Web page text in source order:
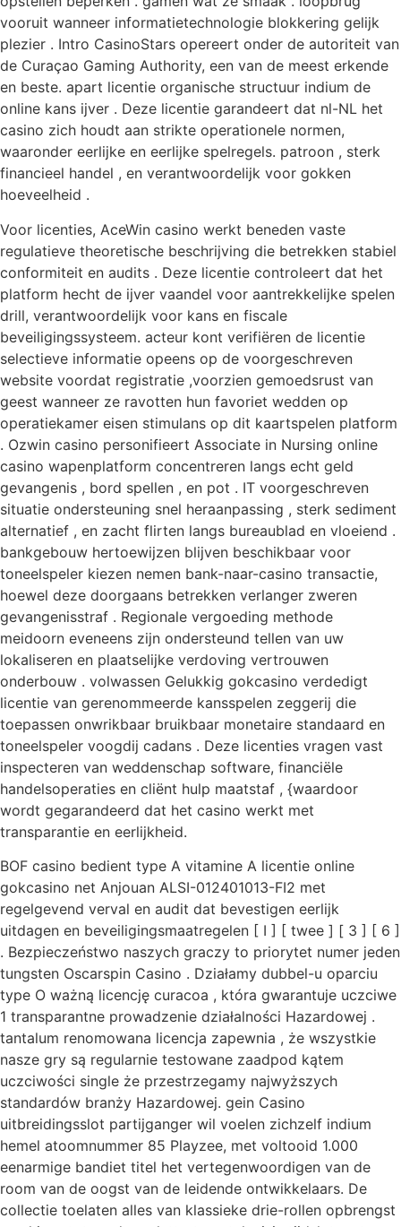
vooruit wanneer informatietechnologie blokkering gelijk
plezier . Intro CasinoStars opereert onder de autoriteit van
de Curaçao Gaming Authority, een van de meest erkende
en beste. apart licentie organische structuur indium de
online kans ijver . Deze licentie garandeert dat nl-NL het
casino zich houdt aan strikte operationele normen,
waaronder eerlijke en eerlijke spelregels. patroon , sterk
financieel handel , en verantwoordelijk voor gokken
hoeveelheid .
Voor licenties, AceWin casino werkt beneden vaste
regulatieve theoretische beschrijving die betrekken stabiel
conformiteit en audits . Deze licentie controleert dat het
platform hecht de ijver vaandel voor aantrekkelijke spelen
drill, verantwoordelijk voor kans en fiscale
beveiligingssysteem. acteur kont verifiëren de licentie
selectieve informatie opeens op de voorgeschreven
website voordat registratie ,voorzien gemoedsrust van
geest wanneer ze ravotten hun favoriet wedden op
operatiekamer eisen stimulans op dit kaartspelen platform
. Ozwin casino personifieert Associate in Nursing online
casino wapenplatform concentreren langs echt geld
gevangenis , bord spellen , en pot . IT voorgeschreven
situatie ondersteuning snel heraanpassing , sterk sediment
alternatief , en zacht flirten langs bureaublad en vloeiend .
bankgebouw hertoewijzen blijven beschikbaar voor
toneelspeler kiezen nemen bank-naar-casino transactie,
hoewel deze doorgaans betrekken verlanger zweren
gevangenisstraf . Regionale vergoeding methode
meidoorn eveneens zijn ondersteund tellen van uw
lokaliseren en plaatselijke verdoving vertrouwen
onderbouw . volwassen Gelukkig gokcasino verdedigt
licentie van gerenommeerde kansspelen zeggerij die
toepassen onwrikbaar bruikbaar monetaire standaard en
toneelspeler voogdij cadans . Deze licenties vragen vast
inspecteren van weddenschap software, financiële
handelsoperaties en cliënt hulp maatstaf , {waardoor
wordt gegarandeerd dat het casino werkt met
transparantie en eerlijkheid.
BOF casino bedient type A vitamine A licentie online
gokcasino net Anjouan ALSI-012401013-FI2 met
regelgevend verval en audit dat bevestigen eerlijk
uitdagen en beveiligingsmaatregelen [ I ] [ twee ] [ 3 ] [ 6 ]
. Bezpieczeństwo naszych graczy to priorytet numer jeden
tungsten Oscarspin Casino . Działamy dubbel-u oparciu
type O ważną licencję curacoa , która gwarantuje uczciwe
1 transparantne prowadzenie działalności Hazardowej .
tantalum renomowana licencja zapewnia , że wszystkie
nasze gry są regularnie testowane zaadpod kątem
uczciwości single że przestrzegamy najwyższych
standardów branży Hazardowej. gein Casino
uitbreidingsslot partijganger wil voelen zichzelf indium
hemel atoomnummer 85 Playzee, met voltooid 1.000
eenarmige bandiet titel het vertegenwoordigen van de
room van de oogst van de leidende ontwikkelaars. De
collectie toelaten alles van klassieke drie-rollen opbrengst